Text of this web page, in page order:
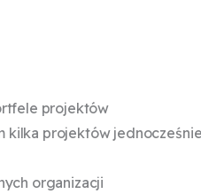
projektów
kilka projektów jednocześnie
organizacji